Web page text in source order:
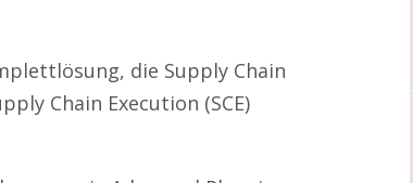
die Supply Chain
Chain Execution (SCE)